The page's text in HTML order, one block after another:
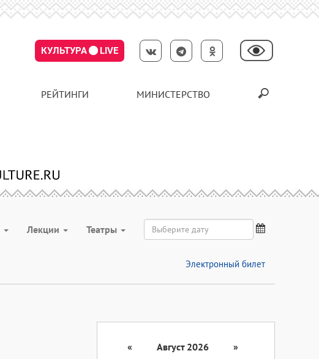
КУЛЬТУРА LIVE
РЕЙТИНГИ МИНИСТЕРСТВО
Лекции Театры
Электронный билет
« Август 2026
»